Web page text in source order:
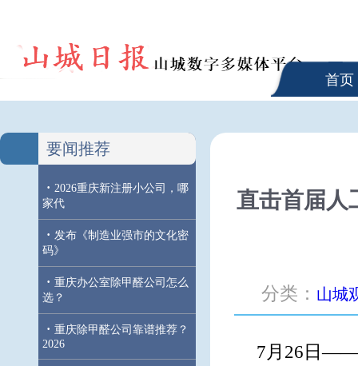
首页
要闻推荐
· 2026重庆新注册小公司，哪
家代
· 发布《制造业强市的文化密
码》
· 重庆办公室除甲醛公司怎么
选？
· 重庆除甲醛公司靠谱推荐？
2026
直击首届人
分类： 山城
7月26日